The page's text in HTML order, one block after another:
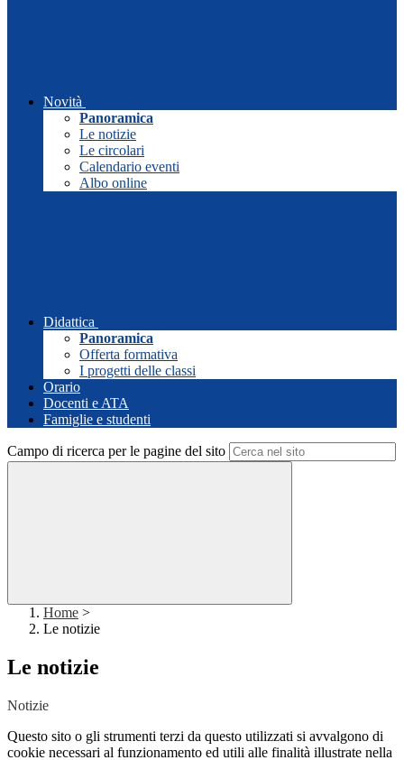
Novità
Panoramica
Le notizie
Le circolari
Calendario eventi
Albo online
Didattica
Panoramica
Offerta formativa
I progetti delle classi
Orario
Docenti e ATA
Famiglie e studenti
Campo di ricerca per le pagine del sito
Home >
Le notizie
Le notizie
Notizie
Questo sito o gli strumenti terzi da questo utilizzati si avvalgono di
cookie necessari al funzionamento ed utili alle finalità illustrate nella